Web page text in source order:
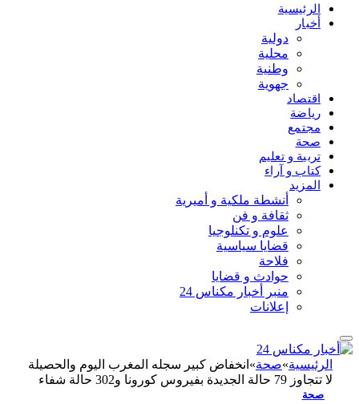
الرئيسية
أخبار
دولية
محلية
وطنية
جهوية
اقتصاد
رياضة
مجتمع
صحة
تربية و تعليم
كتاب و آراء
المزيد
أنشطة ملكية و أميرية
ثقافة و فن
علوم و تكنلوجيا
قضايا سياسية
فلاحة
حوادث و قضايا
منبر أخبار مكناس 24
إعلانات
الرئيسية»صحة» انخفاض كبير سجله المغرب اليوم والحصيلة
لا تتجاوز 79 حالة الجديدة بفيروس كورونا و302 حالة شفاء
صحة